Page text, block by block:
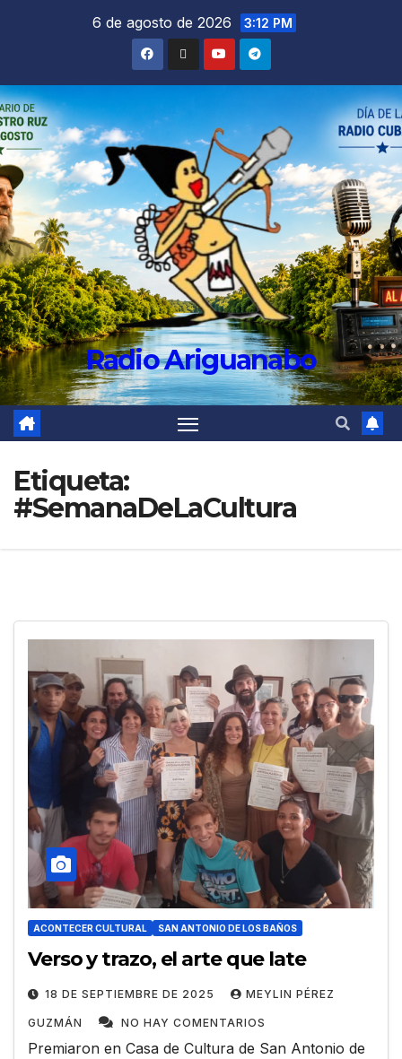
6 de agosto de 2026 3:12 PM
Radio Ariguanabo
Etiqueta:
#SemanaDeLaCultura
ACONTECER CULTURAL SAN ANTONIO DE LOS BAÑOS
Verso y trazo, el arte que late
18 DE SEPTIEMBRE DE 2025 MEYLIN PÉREZ
GUZMÁN NO HAY COMENTARIOS
Premiaron en Casa de Cultura de San Antonio de